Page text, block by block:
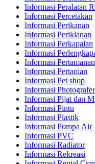
Informasi Peralatan
Informasi Percetakan
Informasi Perikanan
Informasi Periklanan
Informasi Perkapalan
Informasi
Informasi Pertamanan
Informasi Pertanian
Informasi Pet shop
Informasi Photografer
Informasi Pijat dan
Informasi Pintu
Informasi Plastik
Informasi Pompa Air
Informasi PVC
Informasi Radiator
Informasi Rekreasi